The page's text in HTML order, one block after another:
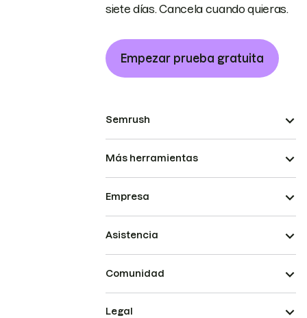
siete días. Cancela cuando quieras.
Empezar prueba gratuita
Semrush
Más herramientas
Empresa
Asistencia
Comunidad
Legal